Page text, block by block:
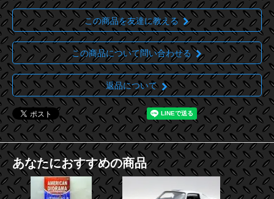
この商品を友達に教える
この商品について問い合わせる
返品について
あなたにおすすめの商品